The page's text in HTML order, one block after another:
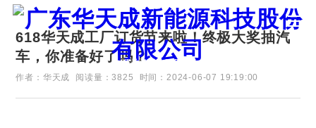
证券代码：835751
618华天成工厂订货节来啦！终极大奖抽汽
车，你准备好了吗？
作者：华天成 阅读量：3825 时间：2024-06-07 19:19:00